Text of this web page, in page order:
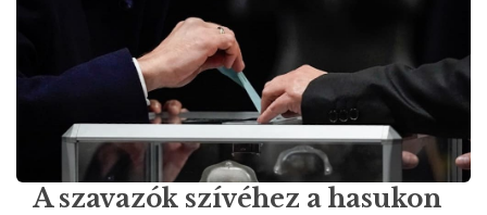
A szavazók szívéhez a hasukon